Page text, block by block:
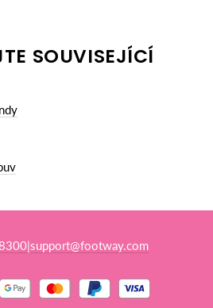
SOUVISEJÍCÍ
|support@footway.com